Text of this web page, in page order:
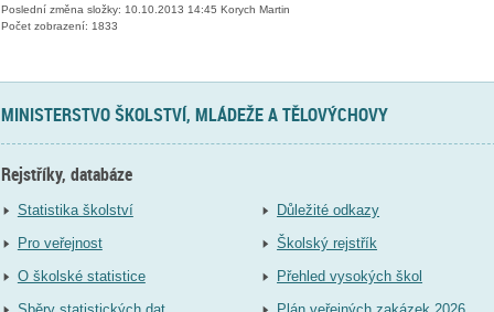
Poslední změna složky: 10.10.2013 14:45 Korych Martin
Počet zobrazení: 1833
MINISTERSTVO ŠKOLSTVÍ, MLÁDEŽE A TĚLOVÝCHOVY
Rejstříky, databáze
Statistika školství
Pro veřejnost
O školské statistice
Důležité odkazy
Školský rejstřík
Přehled vysokých škol